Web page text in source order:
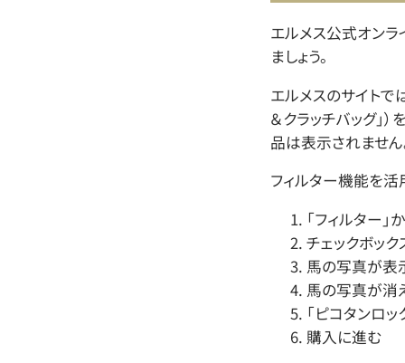
エルメス公式オンラ
ましょう。
エルメスのサイトで
＆クラッチバッグ」
品は表示されません
フィルター機能を活
「フィルター」
チェックボッ
馬の写真が表
馬の写真が消
「ピコタンロ
購入に進む